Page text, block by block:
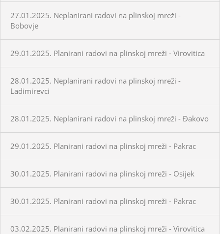
27.01.2025. Neplanirani radovi na plinskoj mreži -
Bobovje
29.01.2025. Planirani radovi na plinskoj mreži - Virovitica
28.01.2025. Neplanirani radovi na plinskoj mreži -
Ladimirevci
28.01.2025. Neplanirani radovi na plinskoj mreži - Đakovo
29.01.2025. Planirani radovi na plinskoj mreži - Pakrac
30.01.2025. Planirani radovi na plinskoj mreži - Osijek
30.01.2025. Planirani radovi na plinskoj mreži - Pakrac
03.02.2025. Planirani radovi na plinskoj mreži - Virovitica